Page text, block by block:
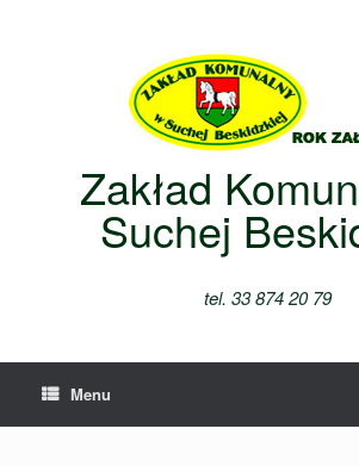
Zakład
Suchej
tel. 33 874 20 79
Menu